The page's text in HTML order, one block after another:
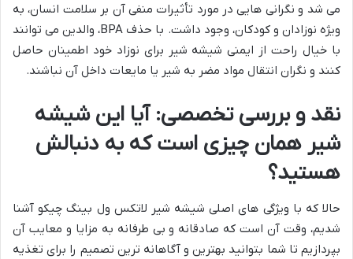
می شد و نگرانی هایی در مورد تأثیرات منفی آن بر سلامت انسان، به
ویژه نوزادان و کودکان، وجود داشت. با حذف BPA، والدین می توانند
با خیال راحت از ایمنی شیشه شیر برای نوزاد خود اطمینان حاصل
کنند و نگران انتقال مواد مضر به شیر یا مایعات داخل آن نباشند.
نقد و بررسی تخصصی: آیا این شیشه
شیر همان چیزی است که به دنبالش
هستید؟
حالا که با ویژگی های اصلی شیشه شیر لاتکس ول بینگ چیکو آشنا
شدیم، وقت آن است که صادقانه و بی طرفانه به مزایا و معایب آن
بپردازیم تا شما بتوانید بهترین و آگاهانه ترین تصمیم را برای تغذیه